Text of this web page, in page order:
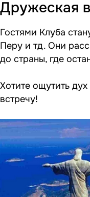
Дружеская
Гостями Клуба
Перу и тд. Они
до страны, где
Хотите ощутить
встречу!